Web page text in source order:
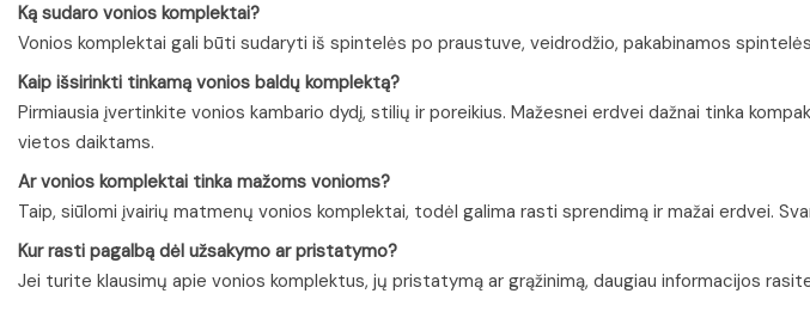
Ką sudaro vonios komplektai?
Vonios komplektai gali būti sudaryti iš spintelės po praustuve, veidrodžio, pakabinamos
Kaip išsirinkti tinkamą vonios baldų komplektą?
Pirmiausia įvertinkite vonios kambario dydį, stilių ir poreikius. Mažesnei erdvei dažnai tinka
vietos daiktams.
Ar vonios komplektai tinka mažoms vonioms?
Taip, siūlomi įvairių matmenų vonios komplektai, todėl galima rasti sprendimą ir mažai erdvei.
Kur rasti pagalbą dėl užsakymo ar pristatymo?
Jei turite klausimų apie vonios komplektus, jų pristatymą ar grąžinimą, daugiau informacijos